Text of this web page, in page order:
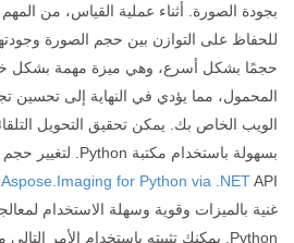
بجودة الصورة. أثناء عملية القياس، من
للحفاظ على التوازن بين حجم الصورة
حجمًا بشكل أسرع، وهي ميزة مهمة بشكل
المحمول، مما يؤدي في النهاية إلى تحسين
الويب الخاص بك. يمكن تحقيق التحويل
بسهولة باستخدام مكتبة Python. لتغيير حجم الصور BMP، سوف نستخدم
Aspose.Imaging for Python via .NET
غنية بالميزات وقوية وسهلة الاستخدام
Python. يمكنك تثبيته باستخدام الأمر التالي من أمر النظام الخاص بك.